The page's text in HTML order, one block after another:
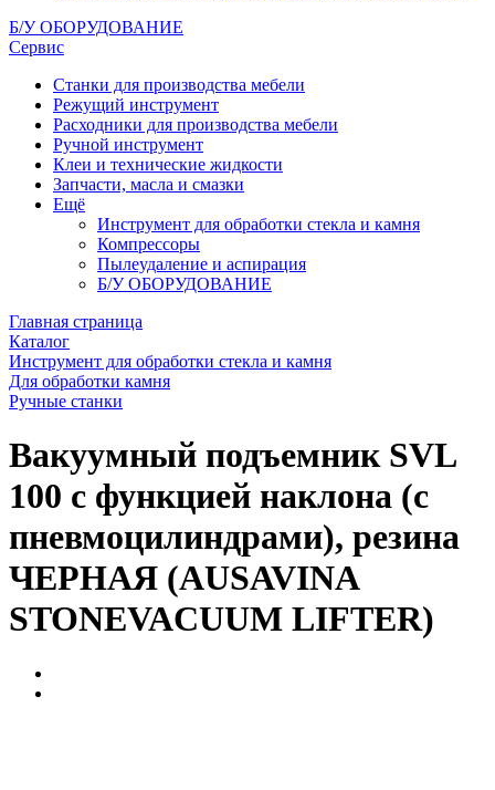
Б/У ОБОРУДОВАНИЕ
Сервис
Станки для производства мебели
Режущий инструмент
Расходники для производства мебели
Ручной инструмент
Клеи и технические жидкости
Запчасти, масла и смазки
Ещё
Инструмент для обработки стекла и камня
Компрессоры
Пылеудаление и аспирация
Б/У ОБОРУДОВАНИЕ
Главная страница
Каталог
Инструмент для обработки стекла и камня
Для обработки камня
Ручные станки
Вакуумный подъемник SVL
100 с функцией наклона (с
пневмоцилиндрами), резина
ЧЕРНАЯ (AUSAVINA
STONEVACUUM LIFTER)